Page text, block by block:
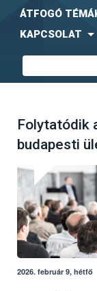
ÁTFOGÓ
KAPCSOLAT
Folytatódik
budapesti
2026. február 9, hétfő